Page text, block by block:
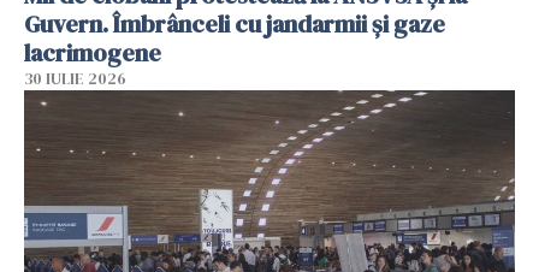
Guvern. Îmbrânceli cu jandarmii și gaze
lacrimogene
30 IULIE 2026